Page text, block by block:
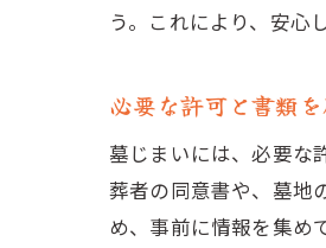
う。これにより、安心
必要な許可と書類
墓じまいには、必要な
葬者の同意書や、墓地
め、事前に情報を集め